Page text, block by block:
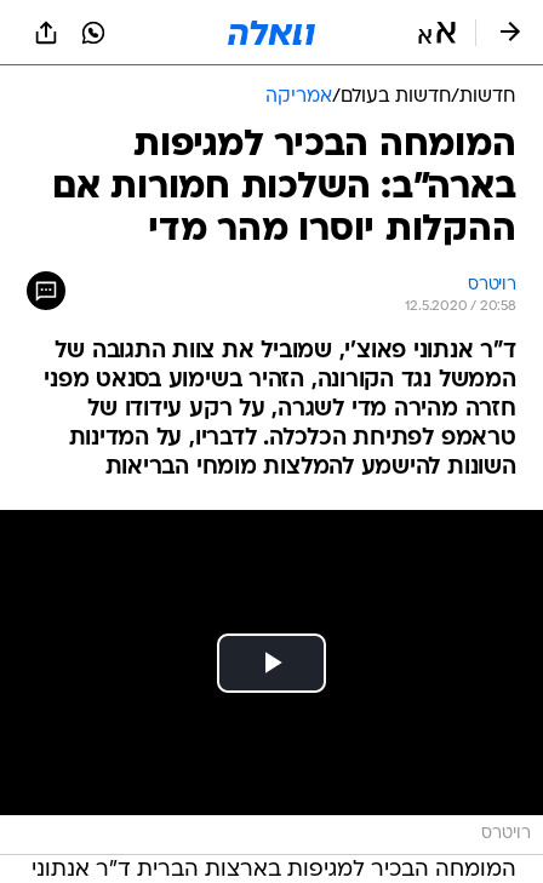
חדשות/חדשות בעולם/אמריקה
המומחה הבכיר למגיפות
בארה"ב: השלכות חמורות אם
ההקלות יוסרו מהר מדי
רויטרס
12.5.2020 / 20:58
ד"ר אנתוני פאוצ'י, שמוביל את צוות התגובה של
הממשל נגד הקורונה, הזהיר בשימוע בסנאט מפני
חזרה מהירה מדי לשגרה, על רקע עידודו של
טראמפ לפתיחת הכלכלה. לדבריו, על המדינות
השונות להישמע להמלצות מומחי הבריאות
רויטרס
המומחה הבכיר למגיפות בארצות הברית ד"ר אנתוני